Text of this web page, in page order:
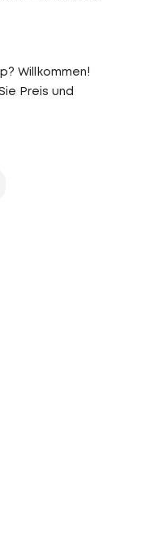
Willkommen!
Preis und